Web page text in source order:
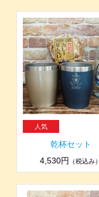
乾杯セット
4,530円
（税込み）